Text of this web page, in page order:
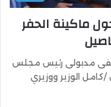
ماكينة الحفر
مدبولى رئيس مجلس
كامل الوزير ووزيري